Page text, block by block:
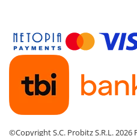
Tablete NOI
©Copyright S.C. Probitz S.R.L. 2026